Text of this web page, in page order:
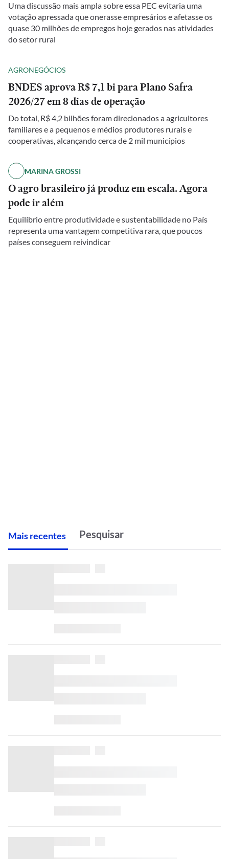
Uma discussão mais ampla sobre essa PEC evitaria uma
votação apressada que onerasse empresários e afetasse os
quase 30 milhões de empregos hoje gerados nas atividades
do setor rural
AGRONEGÓCIOS
BNDES aprova R$ 7,1 bi para Plano Safra
2026/27 em 8 dias de operação
Do total, R$ 4,2 bilhões foram direcionados a agricultores
familiares e a pequenos e médios produtores rurais e
cooperativas, alcançando cerca de 2 mil municípios
MARINA GROSSI
O agro brasileiro já produz em escala. Agora
pode ir além
Equilíbrio entre produtividade e sustentabilidade no País
representa uma vantagem competitiva rara, que poucos
países conseguem reivindicar
Mais recentes